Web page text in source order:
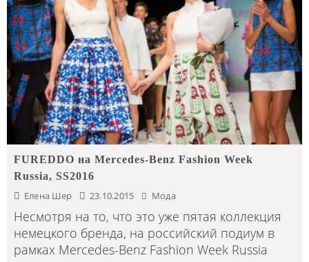
FUREDDO на Mercedes-Benz Fashion Week
Russia, SS2016
Елена Шер 23.10.2015 Мода
Несмотря на то, что это уже пятая коллекция
немецкого бренда, на российский подиум в
рамках Mercedes-Benz Fashion Week Russia